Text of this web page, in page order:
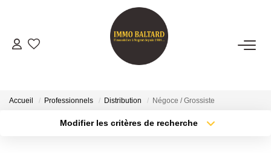
VENTES
LOCATIONS
Accueil Professionnels Distribution Négoce / Grossiste
Modifier les critères de recherche